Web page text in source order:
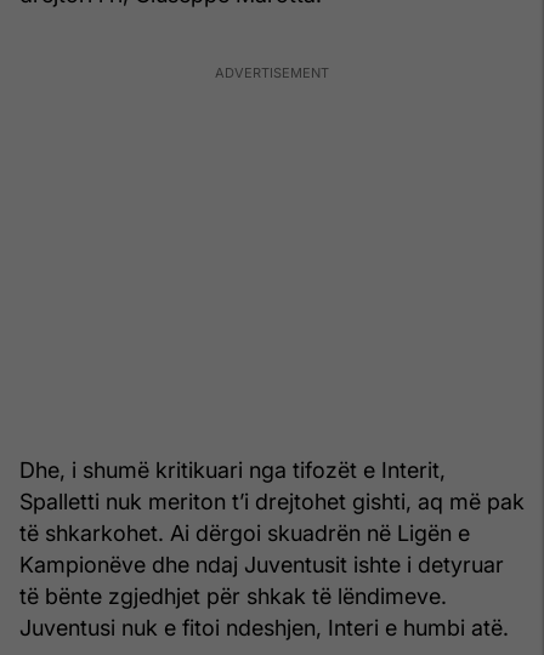
Dhe, i shumë kritikuari nga tifozët e Interit,
Spalletti nuk meriton t’i drejtohet gishti, aq më pak
të shkarkohet. Ai dërgoi skuadrën në Ligën e
Kampionëve dhe ndaj Juventusit ishte i detyruar
të bënte zgjedhjet për shkak të lëndimeve.
Juventusi nuk e fitoi ndeshjen, Interi e humbi atë.